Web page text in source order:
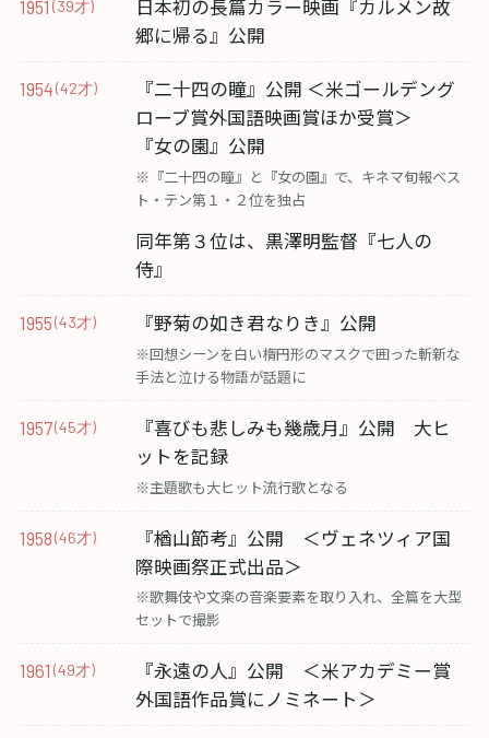
1951 (39才)
日本初の長篇カラー映画『カルメン故
郷に帰る』公開
1954(42才)
『二十四の瞳』公開 ＜米ゴールデング
ローブ賞外国語映画賞ほか受賞＞
『女の園』公開
※『二十四の瞳』と『女の園』で、キネマ旬報ベス
ト・テン第１・２位を独占
同年第３位は、黒澤明監督『七人の
侍』
1955(43才) 『野菊の如き君なりき』公開
※回想シーンを白い楕円形のマスクで囲った斬新な
手法と泣ける物語が話題に
1957(45才)
『喜びも悲しみも幾歳月』公開 大ヒ
ットを記録
※主題歌も大ヒット流行歌となる
1958(46才)
『楢山節考』公開 ＜ヴェネツィア国
際映画祭正式出品＞
※歌舞伎や文楽の音楽要素を取り入れ、全篇を大型
セットで撮影
1961 (49才)
『永遠の人』公開 ＜米アカデミー賞
外国語作品賞にノミネート＞